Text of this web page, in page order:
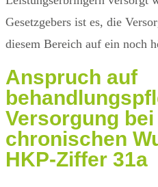
Gesetzgebers ist es, die
diesem Bereich auf ein noch
Anspruch auf
Versorgung bei
chronischen
HKP-Ziffer 31a